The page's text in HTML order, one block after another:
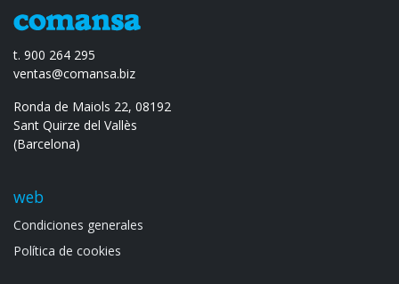
t. 900 264 295
ventas@comansa.biz
Ronda de Maiols 22, 08192
Sant Quirze del Vallès
(Barcelona)
web
Condiciones generales
Política de cookies